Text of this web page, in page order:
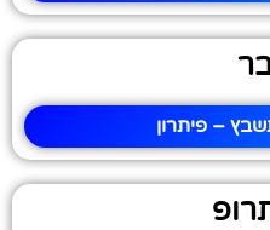
– פיתרון